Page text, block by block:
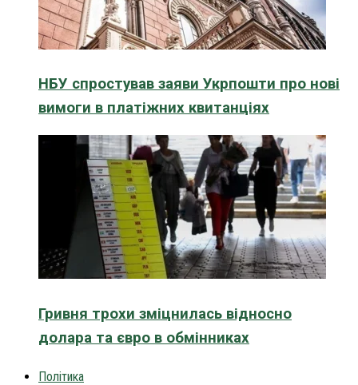
НБУ спростував заяви Укрпошти про нові
вимоги в платіжних квитанціях
Гривня трохи зміцнилась відносно
долара та євро в обмінниках
Політика